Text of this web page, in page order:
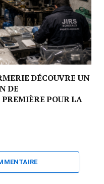
DÉCOUVRE UN
DE
POUR LA